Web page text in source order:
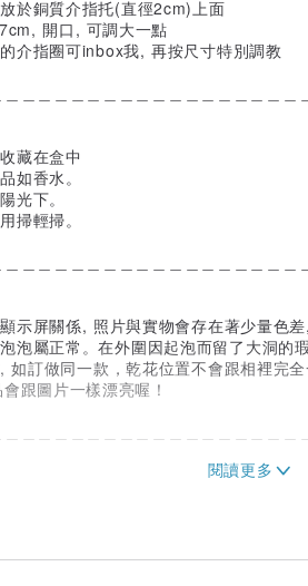
於銅質介指托(直徑2cm)上面
開口, 可調大一點
介指圈可inbox我, 再按尺寸特別調教
藏在盒中
如香水。
光下。
掃輕掃。
示屏關係, 照片與實物會存在著少量色
泡屬正常。在外圍因起泡而留了大洞的
如訂做同一款，乾花位置不會跟相裡完
跟圖片一樣漂亮喔！
＿＿＿＿＿＿＿＿＿＿＿＿＿＿＿＿＿